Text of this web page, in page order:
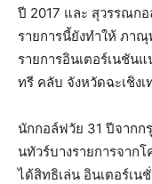
ปี 2017 และ สุวรรณก
รายการนี้ยังทำให้ ภา
รายการอินเตอร์เนชั
ทรี คลับ จังหวัดฉะเชิง
นักกอล์ฟวัย 31 ปีจากกรุ
นทัวร์บางรายการจาก
ได้สิทธิเล่น อินเตอร์เน